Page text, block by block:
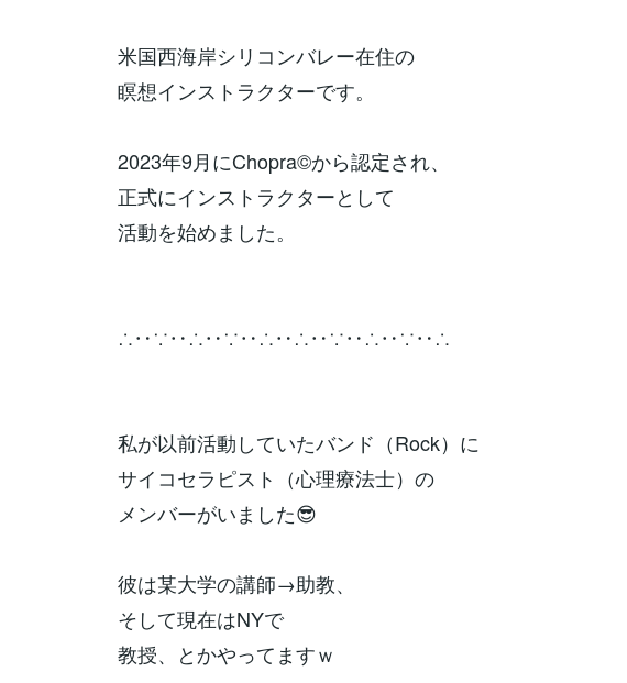
米国西海岸シリコンバレー在住の
瞑想インストラクターです。
2023年9月にChopra©️から認定され、
正式にインストラクターとして
活動を始めました。
∴‥∵‥∴‥∵‥∴‥∴‥∵‥∴‥∵‥∴
私が以前活動していたバンド（Rock）に
サイコセラピスト（心理療法士）の
メンバーがいました😎
彼は某大学の講師→助教、
そして現在はNYで
教授、とかやってますｗ